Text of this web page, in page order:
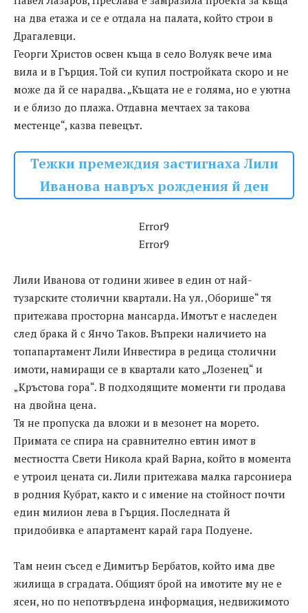
на два етажа и се е отдала на палата, който строи в
Драгалевци.
Георги Христов освен къща в село Волуяк вече има
вила и в Гърция. Той си купил постройката скоро и не
може да й се нарадва. „Къщата не е голяма, но е уютна
и е близо до плажа. Отдавна мечтаех за такова
местенце“, казва певецът.
Тежки премеждия застигнаха Лили
Иванова навръх рождения й ден
Error9
Error9
Лили Иванова от години живее в един от най-
тузарските столични квартали. На ул. ‚Оборише“ тя
притежава просторна мансарда. Имотът е наследен
след брака й с Янчо Таков. Въпреки наличието на
топапартамент Лили Инвестира в редица столични
имоти, намиращи се в квартали като „Лозенец“ и
„Кръстова гора“. В подходящите моменти ги продава
на двойна цена.
Тя не пропуска да вложи и в мезонет на морето.
Примата се спира на сравнително евтин имот в
местността Свети Никола край Варна, който в момента
е утроил цената си. Лили притежава малка гарсониера
в родния Кубрат, както и с имение на стойност почти
един милион лева в Гърция. Последната й
придобивка е апартамент карай гара Подуене.
Там неин съсед е Димитър Бербатов, който има две
жилища в сградата. Общият брой на имотите му не е
ясен, но по непотвърдена информация, недвижимото